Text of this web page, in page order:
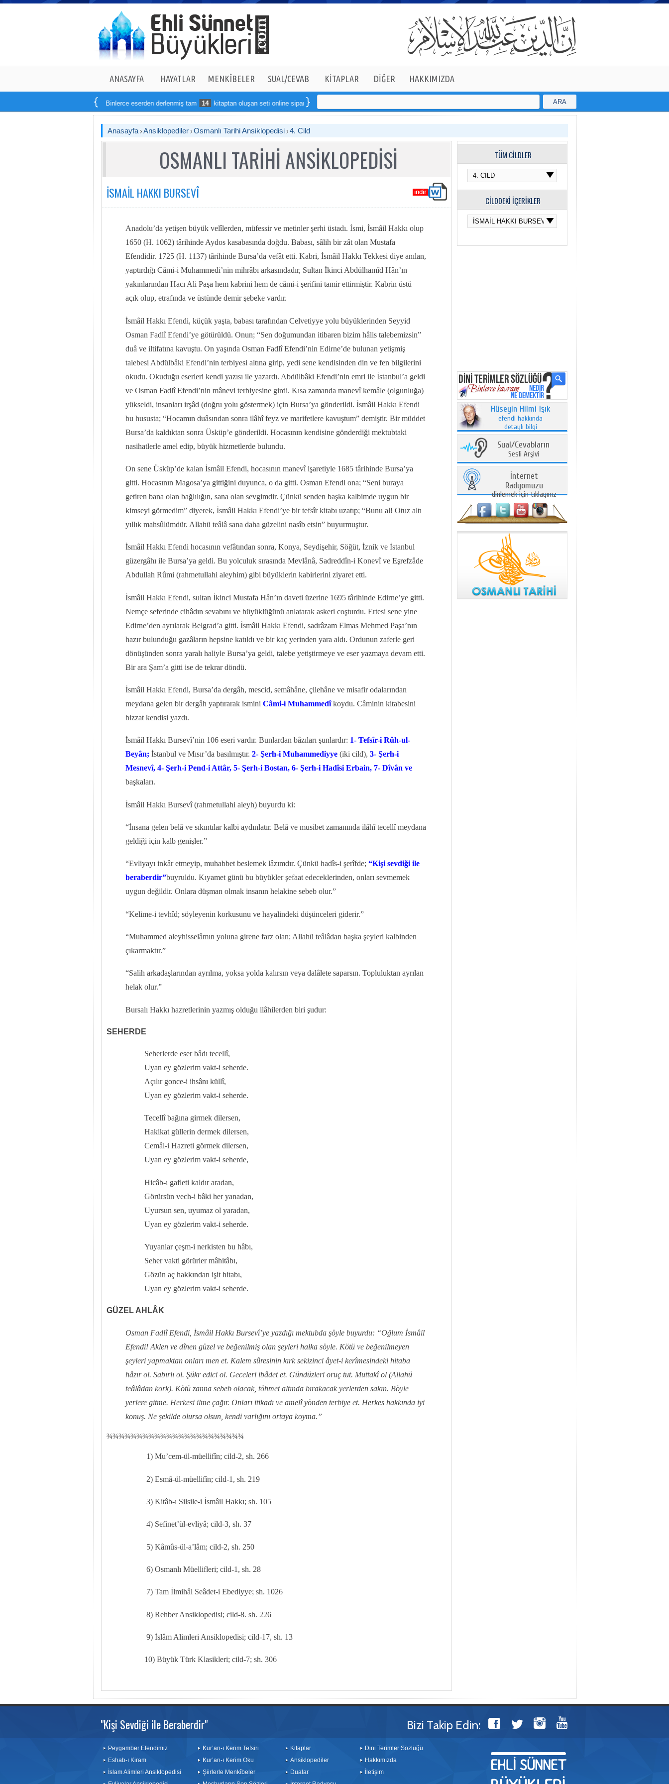
ANASAYFA HAYATLAR MENKÎBELER SUAL/CEVAB KİTAPLAR DİĞER HAKKIMIZDA
Binlerce eserden derlenmiş tam 14 kitaptan oluşan seti online sipariş verebilirsiniz ARA
Anasayfa Ansiklopediler Osmanlı Tarihi Ansiklopedisi 4. Cild
OSMANLI TARİHİ ANSİKLOPEDİSİ
İSMAİL HAKKI BURSEVÎ
Anadolu’da yetişen büyük velîlerden, müfessir ve metinler şerhi üstadı. İsmi, İsmâil Hakkı olup
1650 (H. 1062) târihinde Aydos kasabasında doğdu. Babası, sâlih bir zât olan Mustafa
Efendidir. 1725 (H. 1137) târihinde Bursa’da vefât etti. Kabri, İsmâil Hakkı Tekkesi diye anılan,
yaptırdığı Câmi-i Muhammedi’nin mihrâbı arkasındadır, Sultan İkinci Abdülhamîd Hân’ın
yakınlarından Hacı Ali Paşa hem kabrini hem de câmi-i şerifini tamir ettirmiştir. Kabrin üstü
açık olup, etrafında ve üstünde demir şebeke vardır.
İsmâil Hakkı Efendi, küçük yaşta, babası tarafından Celvetiyye yolu büyüklerinden Seyyid
Osman Fadlî Efendi’ye götürüldü. Onun; “Sen doğumundan itibaren bizim hâlis talebemizsin”
duâ ve iltifatına kavuştu. On yaşında Osman Fadlî Efendi’nin Edirne’de bulunan yetişmiş
talebesi Abdülbâki Efendi’nin terbiyesi altına girip, yedi sene kendisinden din ve fen bilgilerini
okudu. Okuduğu eserleri kendi yazısı ile yazardı. Abdülbâki Efendi’nin emri ile İstanbul’a geldi
ve Osman Fadlî Efendi’nin mânevi terbiyesine girdi. Kısa zamanda manevî kemâle (olgunluğa)
yükseldi, insanları irşâd (doğru yolu göstermek) için Bursa’ya gönderildi. İsmâil Hakkı Efendi
bu hususta; “Hocamın duâsından sonra ilâhî feyz ve marifetlere kavuştum” demiştir. Bir müddet
Bursa’da kaldıktan sonra Üsküp’e gönderildi. Hocasının kendisine gönderdiği mektubtaki
nasihatlerle amel edip, büyük hizmetlerde bulundu.
On sene Üsküp’de kalan İsmâil Efendi, hocasının manevî işaretiyle 1685 târihinde Bursa’ya
gitti. Hocasının Magosa’ya gittiğini duyunca, o da gitti. Osman Efendi ona; “Seni buraya
getiren bana olan bağlılığın, sana olan sevgimdir. Çünkü senden başka kalbimde uygun bir
kimseyi görmedim” diyerek, İsmâil Hakkı Efendi’ye bir tefsîr kitabı uzatıp; “Bunu al! Otuz altı
yıllık mahsûlümdür. Allahü teâlâ sana daha güzelini nasîb etsin” buyurmuştur.
İsmâil Hakkı Efendi hocasının vefâtından sonra, Konya, Seydişehir, Söğüt, İznik ve İstanbul
güzergâhı ile Bursa’ya geldi. Bu yolculuk sırasında Mevlânâ, Sadreddîn-i Konevî ve Eşrefzâde
Abdullah Rûmi (rahmetullahi aleyhim) gibi büyüklerin kabirlerini ziyaret etti.
İsmâil Hakkı Efendi, sultan İkinci Mustafa Hân’ın daveti üzerine 1695 târihinde Edirne’ye gitti.
Nemçe seferinde cihâdın sevabını ve büyüklüğünü anlatarak askeri coşturdu. Ertesi sene yine
Edirne’den ayrılarak Belgrad’a gitti. İsmâil Hakkı Efendi, sadrâzam Elmas Mehmed Paşa’nın
hazır bulunduğu gazâların hepsine katıldı ve bir kaç yerinden yara aldı. Ordunun zaferle geri
dönüşünden sonra yaralı haliyle Bursa’ya geldi, talebe yetiştirmeye ve eser yazmaya devam etti.
Bir ara Şam’a gitti ise de tekrar döndü.
İsmâil Hakkı Efendi, Bursa’da dergâh, mescid, semâhâne, çilehâne ve misafir odalarından
meydana gelen bir dergâh yaptırarak ismini Câmi-i Muhammedîkoydu. Câminin kitabesini
bizzat kendisi yazdı.
İsmâil Hakkı Bursevî’nin 106 eseri vardır. Bunlardan bâzıları şunlardır: 1- Tefsîr-i Rûh-ul-
Beyân; İstanbul ve Mısır’da basılmıştır. 2- Şerh-i Muhammediyye (iki cild), 3- Şerh-i
Mesnevî, 4- Şerh-i Pend-i Attâr, 5- Şerh-i Bostan, 6- Şerh-i Hadîsi Erbain, 7- Dîvân ve
başkaları.
İsmâil Hakkı Bursevî (rahmetullahi aleyh) buyurdu ki:
“İnsana gelen belâ ve sıkıntılar kalbi aydınlatır. Belâ ve musibet zamanında ilâhî tecellî meydana
geldiği için kalb genişler.”
“Evliyayı inkâr etmeyip, muhabbet beslemek lâzımdır. Çünkü hadîs-i şerîfde; “Kişi sevdiği ile
beraberdir”buyruldu. Kıyamet günü bu büyükler şefaat edeceklerinden, onları sevmemek
uygun değildir. Onlara düşman olmak insanın helakine sebeb olur.”
“Kelime-i tevhîd; söyleyenin korkusunu ve hayalindeki düşünceleri giderir.”
“Muhammed aleyhisselâmın yoluna girene farz olan; Allahü teâlâdan başka şeyleri kalbinden
çıkarmaktır.”
“Salih arkadaşlarından ayrılma, yoksa yolda kalırsın veya dalâlete saparsın. Topluluktan ayrılan
helak olur.”
Bursalı Hakkı hazretlerinin yazmış olduğu ilâhilerden biri şudur:
SEHERDE
Seherlerde eser bâdı tecellî,
Uyan ey gözlerim vakt-i seherde.
Açılır gonce-i ihsânı küllî,
Uyan ey gözlerim vakt-i seherde.
Tecellî bağına girmek dilersen,
Hakikat güllerin dermek dilersen,
Cemâl-i Hazreti görmek dilersen,
Uyan ey gözlerim vakt-i seherde,
Hicâb-ı gafleti kaldır aradan,
Görürsün vech-i bâki her yanadan,
Uyursun sen, uyumaz ol yaradan,
Uyan ey gözlerim vakt-i seherde.
Yuyanlar çeşm-i nerkisten bu hâbı,
Seher vakti görürler mâhitâbı,
Gözün aç hakkından işit hitabı,
Uyan ey gözlerim vakt-i seherde.
GÜZEL AHLÂK
Osman Fadlî Efendi, İsmâil Hakkı Bursevî’ye yazdığı mektubda şöyle buyurdu: “Oğlum İsmâil
Efendi! Aklen ve dînen güzel ve beğenilmiş olan şeyleri halka söyle. Kötü ve beğenilmeyen
şeyleri yapmaktan onları men et. Kalem sûresinin kırk sekizinci âyet-i kerîmesindeki hitaba
hâzır ol. Sabırlı ol. Şükr edici ol. Geceleri ibâdet et. Gündüzleri oruç tut. Muttakî ol (Allahü
teâlâdan kork). Kötü zanna sebeb olacak, töhmet altında bırakacak yerlerden sakın. Böyle
yerlere gitme. Herkesi ilme çağır. Onları itikadı ve amelî yönden terbiye et. Herkes hakkında iyi
konuş. Ne şekilde olursa olsun, kendi varlığını ortaya koyma.”
¾¾¾¾¾¾¾¾¾¾¾¾¾¾¾¾¾¾¾¾¾¾¾
1) Mu’cem-ül-müellifîn; cild-2, sh. 266
2) Esmâ-ül-müellifîn; cild-1, sh. 219
3) Kitâb-ı Silsile-i İsmâil Hakkı; sh. 105
4) Sefinet’ül-evliyâ; cild-3, sh. 37
5) Kâmûs-ül-a’lâm; cild-2, sh. 250
6) Osmanlı Müellifleri; cild-1, sh. 28
7) Tam İlmihâl Seâdet-i Ebediyye; sh. 1026
8) Rehber Ansiklopedisi; cild-8. sh. 226
9) İslâm Alimleri Ansiklopedisi; cild-17, sh. 13
10) Büyük Türk Klasikleri; cild-7; sh. 306
TÜM CİLDLER
CİLDDEKİ İÇERİKLER
Hüseyin Hilmi Işık
efendi hakkında
detaylı bilgi
Sual/Cevabların
Sesli Arşivi
İnternet
Radyomuzu
dinlemek için tıklayınız
"Kişi Sevdiği ile Beraberdir" Bizi Takip Edin:
Peygamber Efendimiz
Eshab-ı Kiram
İslam Alimleri Ansiklopedisi
Kur’an-ı Kerim Tefsiri
Kur’an-ı Kerim Oku
Şiirlerle Menkîbeler
Kitaplar
Ansiklopediler
Dualar
Dini Terimler Sözlüğü
Hakkımızda
İletişim